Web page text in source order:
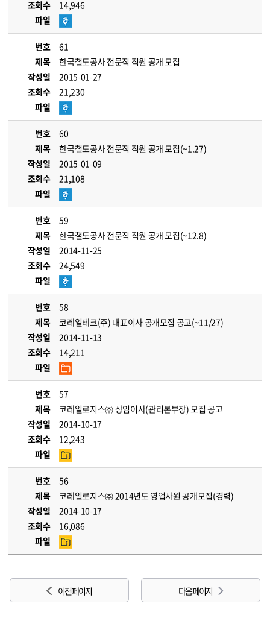
조회수
14,946
파일
번호
61
제목
한국철도공사 전문직 직원 공개 모집
작성일
2015-01-27
조회수
21,230
파일
번호
60
제목
한국철도공사 전문직 직원 공개 모집(~1.27)
작성일
2015-01-09
조회수
21,108
파일
번호
59
제목
한국철도공사 전문직 직원 공개 모집(~12.8)
작성일
2014-11-25
조회수
24,549
파일
번호
58
제목
코레일테크(주) 대표이사 공개모집 공고(~11/27)
작성일
2014-11-13
조회수
14,211
파일
번호
57
제목
코레일로지스㈜ 상임이사(관리본부장) 모집 공고
작성일
2014-10-17
조회수
12,243
파일
번호
56
제목
코레일로지스㈜ 2014년도 영업사원 공개모집(경력)
작성일
2014-10-17
조회수
16,086
파일
이전 페이지 다음 페이지